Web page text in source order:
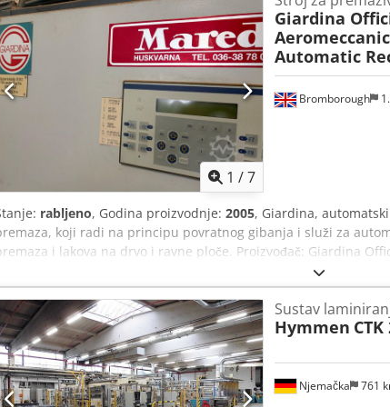
1 /7
Bromborough
Giardina
Automatic
rabljeno, Godina proizvodnje: 2005, Giardina,
koji radi na principu povratnog gibanja i služi za
i lakova na drvo i ravne ploče. Proizvođač: Giardina
Serenza, Italija), a isporučitelj/integrator: Mared (Švedska).
radionicu ili pogon za završnu obradu ploča.
stanju u kojem se nalazi. Mjesto preuzimanja: (CH62 3QD).
za odspajanje, demontažu, utovar, pričvršćivanje i
na licu mjesta. Cjdpfx Adozlzfpopsha
Njemačka 761
Sustav
Hymmen CTK